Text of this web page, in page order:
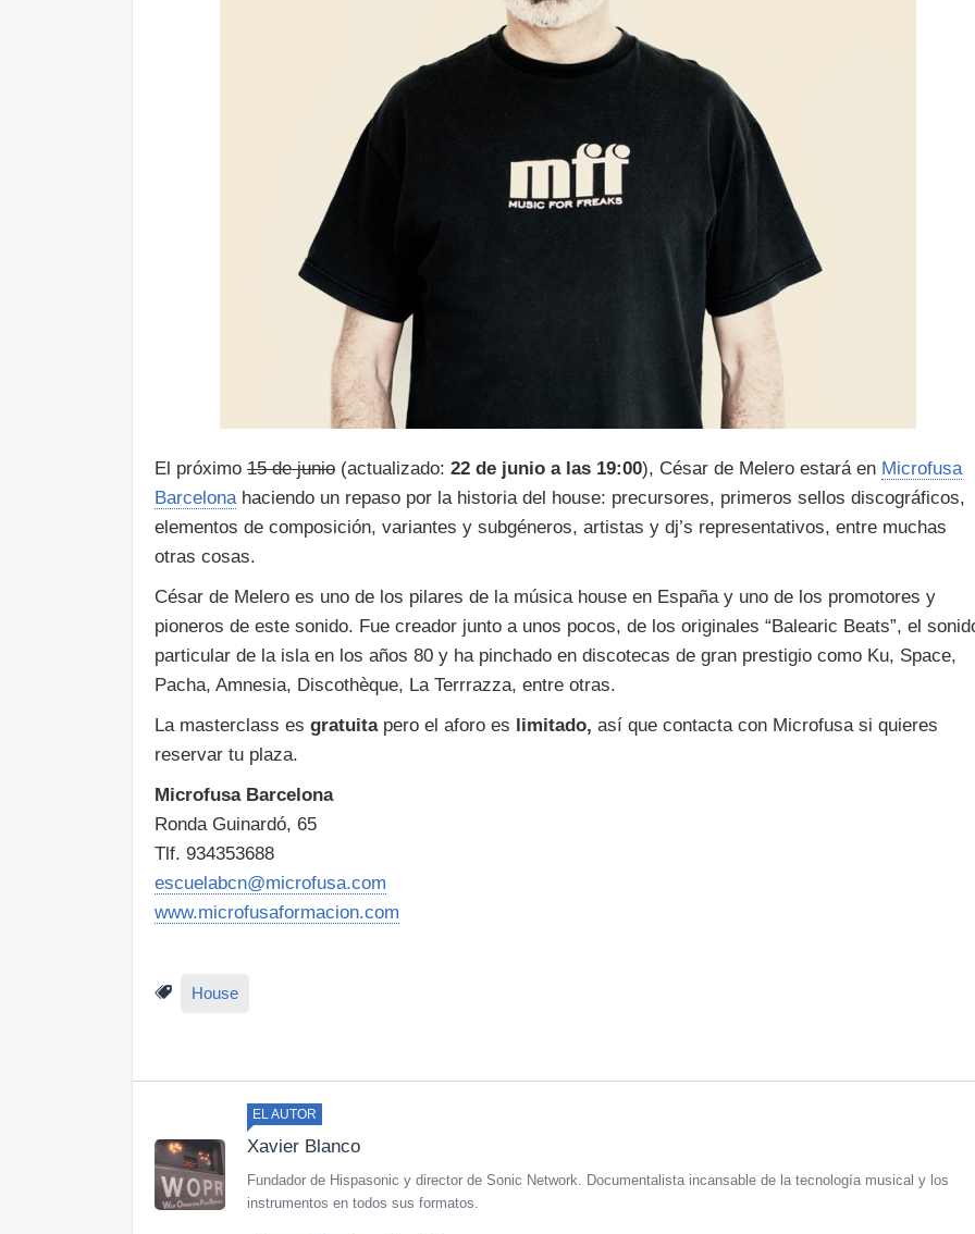
El próximo 15 de junio (actualizado: 22 de junio a las 19:00), César de Melero estará en Microfusa
Barcelonahaciendo un repaso por la historia del house: precursores, primeros sellos discográficos,
elementos de composición, variantes y subgéneros, artistas y dj’s representativos, entre muchas
otras cosas.
César de Melero es uno de los pilares de la música house en España y uno de los promotores y
pioneros de este sonido. Fue creador junto a unos pocos, de los originales “Balearic Beats”, el
particular de la isla en los años 80 y ha pinchado en discotecas de gran prestigio como Ku, Space,
Pacha, Amnesia, Discothèque, La Terrrazza, entre otras.
La masterclass es gratuitapero el aforo es limitado, así que contacta con Microfusa si quieres
reservar tu plaza.
Microfusa Barcelona
Ronda Guinardó, 65
Tlf. 934353688
escuelabcn@microfusa.com
www.microfusaformacion.com
House
EL AUTOR
Xavier Blanco
Fundador de Hispasonic y director de Sonic Network. Documentalista incansable de la tecnología musical y los
instrumentos en todos sus formatos.